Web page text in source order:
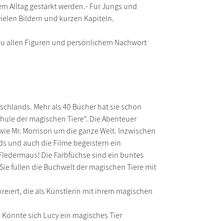
Alltag gestärkt werden.- Für Jungs und
Bildern und kurzen Kapiteln.
allen Figuren und persönlichem Nachwort
Mehr als 40 Bücher hat sie schon
der magischen Tiere". Die Abenteuer
Mr. Morrison um die ganze Welt. Inzwischen
und auch die Filme begeistern ein
Die Farbfüchse sind ein buntes
füllen die Buchwelt der magischen Tiere mit
die als Künstlerin mit ihrem magischen
sich Lucy ein magisches Tier